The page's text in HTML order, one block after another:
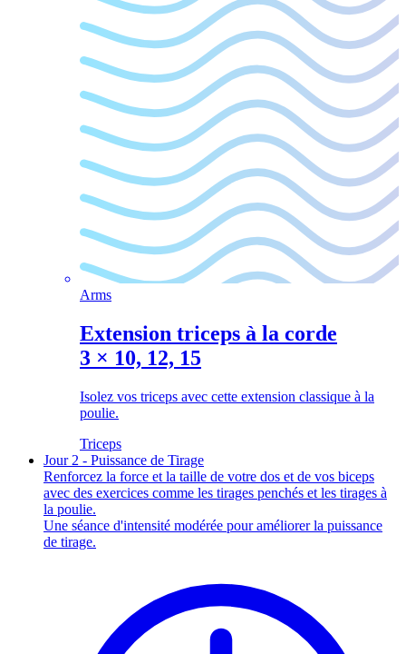
Arms
Extension triceps à la corde
3 × 10, 12, 15
Isolez vos triceps avec cette extension classique à la
poulie.
Triceps
Jour 2 - Puissance de Tirage
Renforcez la force et la taille de votre dos et de vos biceps
avec des exercices comme les tirages penchés et les tirages à
la poulie.
Une séance d'intensité modérée pour améliorer la puissance
de tirage.